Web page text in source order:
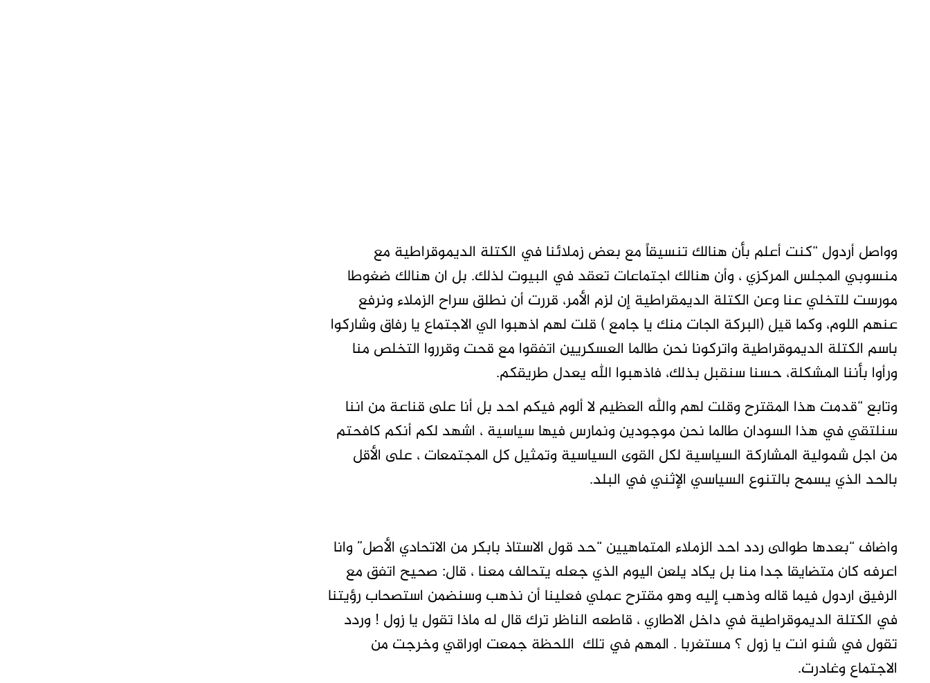
وواصل أردول “كنت أعلم بأن هنالك تنسيقاً مع بعض زملائنا في الكتلة الديموقراطية مع
منسوبي المجلس المركزي ، وأن هنالك اجتماعات تعقد في البيوت لذلك. بل ان هنالك ضغوطا
مورست للتخلي عنا وعن الكتلة الديمقراطية إن لزم الأمر، قررت أن نطلق سراح الزملاء ونرفع
عنهم اللوم، وكما قيل (البركة الجات منك يا جامع ) قلت لهم اذهبوا الي الاجتماع يا رفاق وشاركوا
باسم الكتلة الديموقراطية واتركونا نحن طالما العسكريين اتفقوا مع قحت وقرروا التخلص منا
ورأوا بأننا المشكلة، حسنا سنقبل بذلك، فاذهبوا الله يعدل طريقكم.
وتابع “قدمت هذا المقترح وقلت لهم والله العظيم لا ألوم فيكم احد بل أنا على قناعة من اننا
سنلتقي في هذا السودان طالما نحن موجودين ونمارس فيها سياسية ، اشهد لكم أنكم كافحتم
من اجل شمولية المشاركة السياسية لكل القوى السياسية وتمثيل كل المجتمعات ، على الأقل
بالحد الذي يسمح بالتنوع السياسي الإثني في البلد.
واضاف “بعدها طوالى ردد احد الزملاء المتماهيين “حد قول الاستاذ بابكر من الاتحادي الأصل” وانا
اعرفه كان متضايقا جدا منا بل يكاد يلعن اليوم الذي جعله يتحالف معنا ، قال: صحيح اتفق مع
الرفيق اردول فيما قاله وذهب إليه وهو مقترح عملي فعلينا أن نذهب وسنضمن استصحاب رؤيتنا
في الكتلة الديموقراطية في داخل الاطاري ، قاطعه الناظر ترك قال له ماذا تقول يا زول ! وردد
تقول في شنو انت يا زول ؟ مستغربا . المهم في تلك اللحظة جمعت اوراقي وخرجت من
الاجتماع وغادرت.